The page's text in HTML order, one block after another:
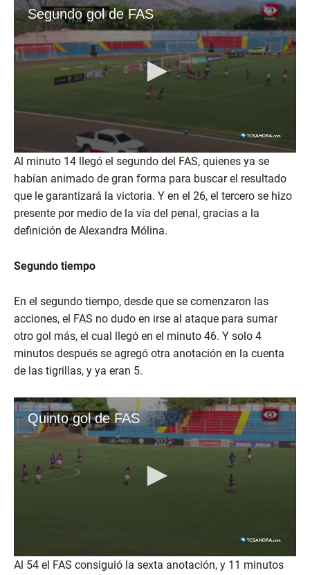
Al minuto 14 llegó el segundo del FAS, quienes ya se
habían animado de gran forma para buscar el resultado
que le garantizará la victoria. Y en el 26, el tercero se hizo
presente por medio de la vía del penal, gracias a la
definición de Alexandra Mólina.
Segundo tiempo
En el segundo tiempo, desde que se comenzaron las
acciones, el FAS no dudo en irse al ataque para sumar
otro gol más, el cual llegó en el minuto 46. Y solo 4
minutos después se agregó otra anotación en la cuenta
de las tigrillas, y ya eran 5.
Al 54 el FAS consiguió la sexta anotación, y 11 minutos